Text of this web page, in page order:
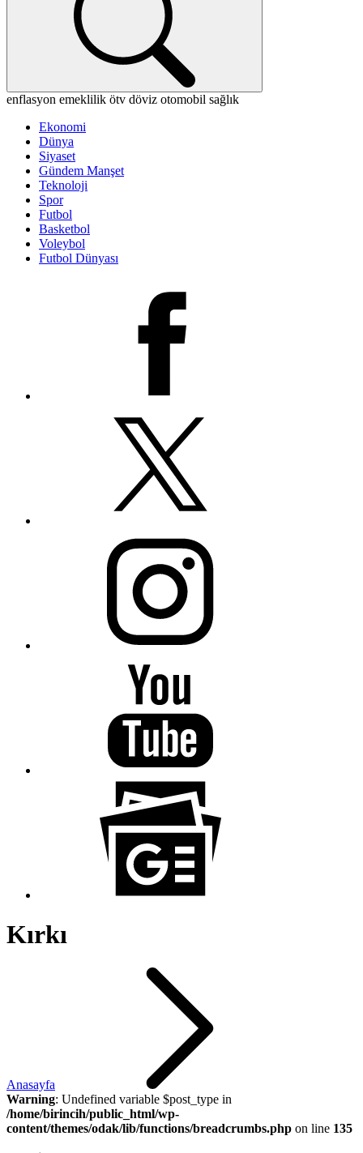
enflasyon emeklilik ötv döviz otomobil sağlık
Ekonomi
Dünya
Siyaset
Gündem Manşet
Teknoloji
Spor
Futbol
Basketbol
Voleybol
Futbol Dünyası
Kırkı
Anasayfa
Warning: Undefined variable $post_type in
/home/birincih/public_html/wp-
content/themes/odak/lib/functions/breadcrumbs.php on line 135